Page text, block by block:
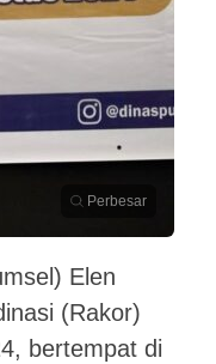
Perbesar
Elen
(Rakor)
bertempat di